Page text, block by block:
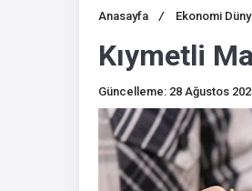
Anasayfa / Ekonomi
Kıymetli
Güncelleme: 28 Ağustos